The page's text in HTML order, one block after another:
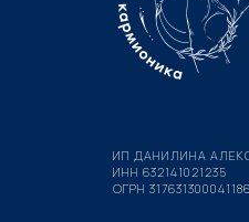
ИП ДАНИЛИНА
ИНН 632141021235
ОГРН 317631300041186